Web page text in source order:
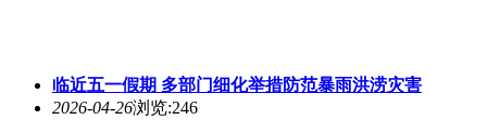
临近五一假期 多部门细化举措防范暴雨洪涝灾害
2026-04-26浏览:246